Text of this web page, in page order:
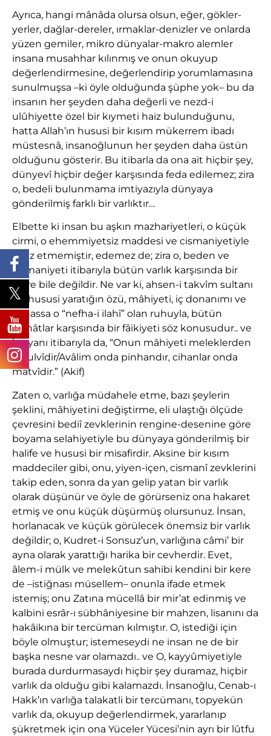
Ayrıca, hangi mânâda olursa olsun, eğer, gökler-
yerler, dağlar-dereler, ırmaklar-denizler ve onlarda
yüzen gemiler, mikro dünyalar-makro alemler
insana musahhar kılınmış ve onun okuyup
değerlendirmesine, değerlendirip yorumlamasına
sunulmuşsa –ki öyle olduğunda şüphe yok– bu da
insanın her şeyden daha değerli ve nezd-i
ulûhiyette özel bir kıymeti haiz bulunduğunu,
hatta Allah’ın hususi bir kısım mükerrem ibadı
müstesnâ, insanoğlunun her şeyden daha üstün
olduğunu gösterir. Bu itibarla da ona ait hiçbir şey,
dünyevî hiçbir değer karşısında feda edilemez; zira
o, bedeli bulunmama imtiyazıyla dünyaya
gönderilmiş farklı bir varlıktır…
Elbette ki insan bu aşkın mazhariyetleri, o küçük
cirmi, o ehemmiyetsiz maddesi ve cismaniyetiyle
ihraz etmemiştir, edemez de; zira o, beden ve
cismaniyeti itibarıyla bütün varlık karşısında bir
zerre bile değildir. Ne var ki, ahsen-i takvîm sultanı
bu hususi yaratığın özü, mâhiyeti, iç donanımı ve
bilhassa o “nefha-i ilahî” olan ruhuyla, bütün
kainâtlar karşısında bir fâikiyeti söz konusudur.. ve
bu yanı itibarıyla da, “Onun mâhiyeti meleklerden
de ulvîdir/Avâlim onda pinhandır, cihanlar onda
matvîdir.” (Akif)
Zaten o, varlığa müdahele etme, bazı şeylerin
şeklini, mâhiyetini değiştirme, eli ulaştığı ölçüde
çevresini bediî zevklerinin rengine-desenine göre
boyama selahiyetiyle bu dünyaya gönderilmiş bir
halife ve hususi bir misafirdir. Aksine bir kısım
maddeciler gibi, onu, yiyen-içen, cismanî zevklerini
takip eden, sonra da yan gelip yatan bir varlık
olarak düşünür ve öyle de görürseniz ona hakaret
etmiş ve onu küçük düşürmüş olursunuz. İnsan,
horlanacak ve küçük görülecek önemsiz bir varlık
değildir; o, Kudret-i Sonsuz’un, varlığına câmi’ bir
ayna olarak yarattığı harika bir cevherdir. Evet,
âlem-i mülk ve melekûtun sahibi kendini bir kere
de –istiğnası müsellem– onunla ifade etmek
istemiş; onu Zatına mücellâ bir mir’at edinmiş ve
kalbini esrâr-ı sübhâniyesine bir mahzen, lisanını da
hakâikına bir tercüman kılmıştır. O, istediği için
böyle olmuştur; istemeseydi ne insan ne de bir
başka nesne var olamazdı.. ve O, kayyûmiyetiyle
burada durdurmasaydı hiçbir şey duramaz, hiçbir
varlık da olduğu gibi kalamazdı. İnsanoğlu, Cenab-ı
Hakk’ın varlığa talakatli bir tercümanı, topyekün
varlık da, okuyup değerlendirmek, yararlanıp
şükretmek için ona Yüceler Yücesi’nin ayrı bir lûtfu